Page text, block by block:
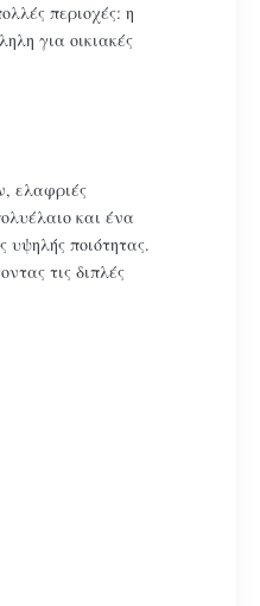
περιοχές: η
για οικιακές
ελαφριές
και ένα
ποιότητας.
τις διπλές